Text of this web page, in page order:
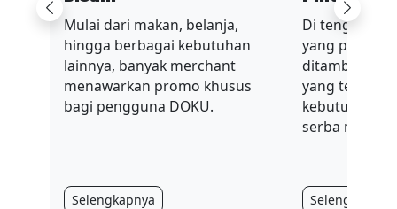
Previous
Mulai dari makan, belanja,
hingga berbagai kebutuhan
lainnya, banyak merchant
menawarkan promo khusus
bagi pengguna DOKU.
Selengkapnya
Di tengah
yang penuh
ditambah
yang terus
kebutuhan
serba mahal.
Selengkapnya
Next